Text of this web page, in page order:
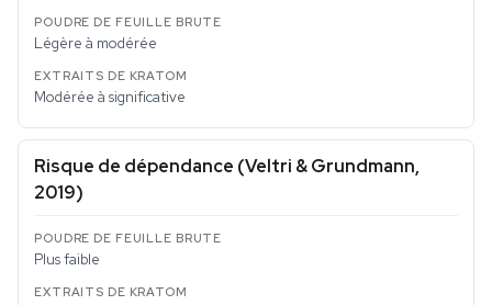
Légère à modérée
Modérée à significative
Risque de dépendance (Veltri & Grundmann,
2019)
Plus faible